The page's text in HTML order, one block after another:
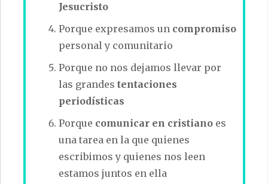
Jesucristo
Porque expresamos un compromiso
personal y comunitario
Porque no nos dejamos llevar por
las grandes tentaciones
periodísticas
Porque comunicar en cristianoes
una tarea en la que quienes
escribimos y quienes nos leen
estamos juntos en ella